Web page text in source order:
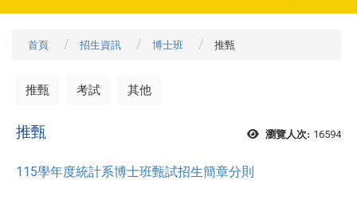
首頁 招生資訊 博士班 推甄
推甄 考試 其他
瀏覽人次: 16594
推甄
115學年度統計系博士班甄試招生簡章分則